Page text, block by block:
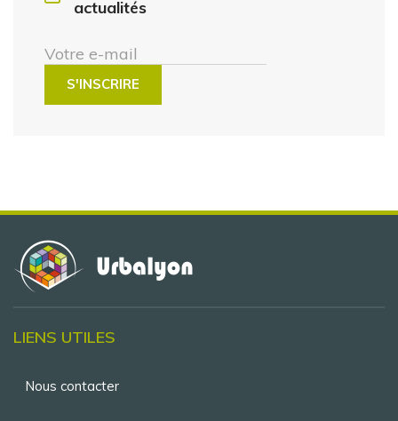
actualités
Votre e-mail
LIENS UTILES
Menu
Nous contacter